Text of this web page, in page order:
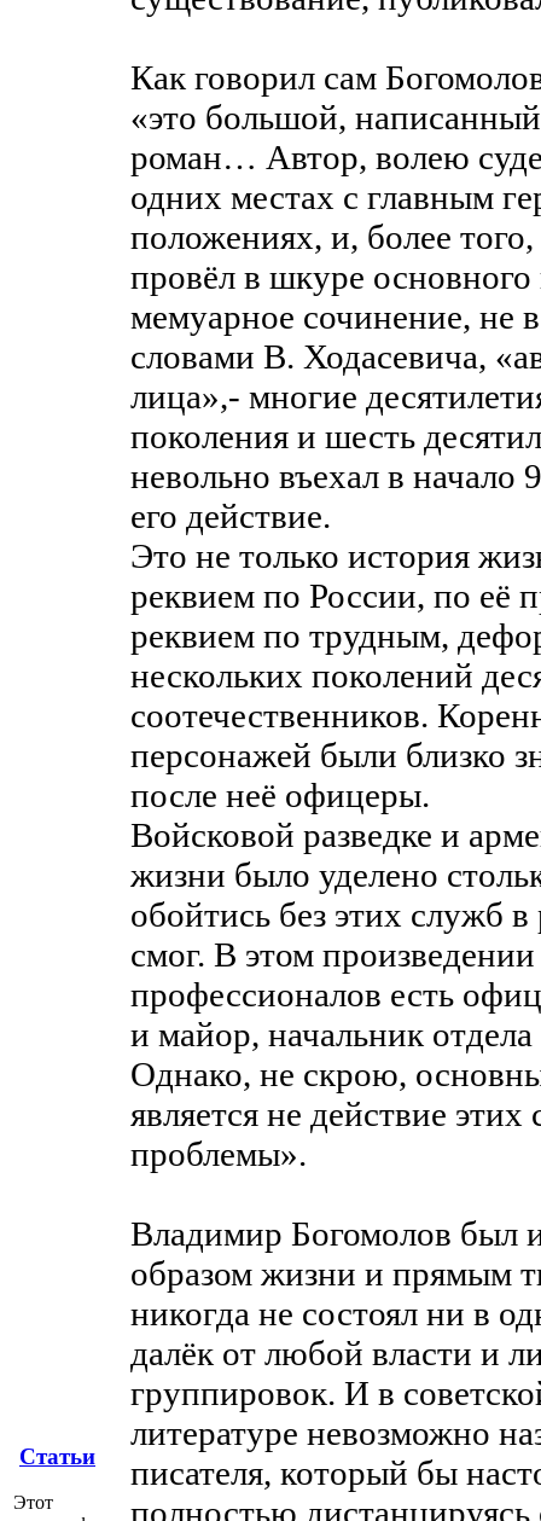
Статьи
Этот
Как говорил сам
«это большой,
роман… Автор, волею
одних местах с главным
положениях, и, более
провёл в шкуре
мемуарное сочинение, не
словами В. Ходасевича,
лица»,- многие
поколения и шесть
невольно въехал в начало
его действие.
Это не только история
реквием по России, по её
реквием по трудным,
нескольких поколений
соотечественников.
персонажей были близко
после неё офицеры.
Войсковой разведке и
жизни было уделено
обойтись без этих служб
смог. В этом
профессионалов есть
и майор, начальник
Однако, не скрою,
является не действие
проблемы».
Владимир Богомолов был
образом жизни и прямым
никогда не состоял ни в
далёк от любой власти и
группировок. И в
литературе невозможно
писателя, который бы
полностью